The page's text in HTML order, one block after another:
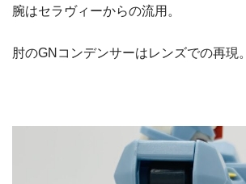
腕はセラヴィーからの流用。
肘のGNコンデンサーはレンズでの再現。